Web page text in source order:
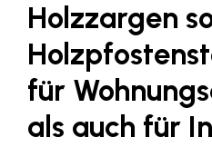
SeneCura
SERVICE&MORE
SKINUANCE®
Sony DADC
Holzzargen
für
als auch für